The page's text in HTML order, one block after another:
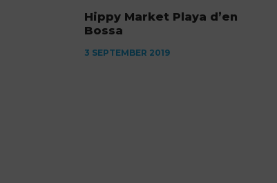
Hippy Market Playa d’en
Bossa
3 SEPTEMBER 2019